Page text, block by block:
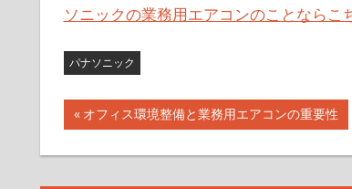
ソニックの業務用エアコンのことならこ
パナソニック
投
前
記
オフィス環境整備と業務用エアコンの重要性